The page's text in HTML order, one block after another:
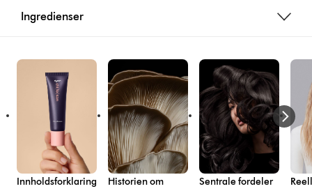
Ingredienser
Innholdsforklaring
Historien om
Sentrale fordeler